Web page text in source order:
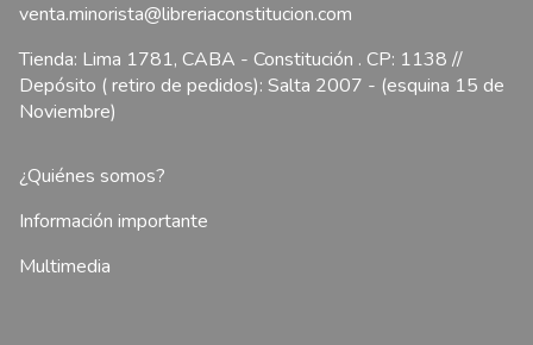
venta.minorista@libreriaconstitucion.com
Tienda: Lima 1781, CABA - Constitución . CP: 1138 //
Depósito ( retiro de pedidos): Salta 2007 - (esquina 15 de
Noviembre)
¿Quiénes somos?
Información importante
Multimedia